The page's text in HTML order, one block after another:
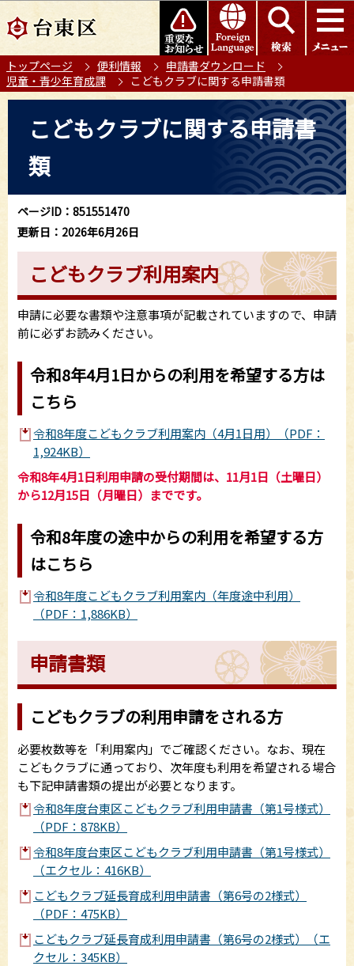
の
ー
ジ
このページの本文へ移動
トップページ 便利情報
申請書ダウンロード
児童・青少年育成課
こどもクラブに関する申請書類
ら
こどもクラブに関する申請書
類
ページID：851551470
更新日：2026年6月26日
こどもクラブ利用案内
申請に必要な書類や注意事項が記載されていますので、申請
前に必ずお読みください。
令和8年4月1日からの利用を希望する方は
こちら
令和8年度こどもクラブ利用案内（4月1日用）（PDF：
1,924KB）
令和8年4月1日利用申請の受付期間は、11月1日（土曜日）
から12月15日（月曜日）までです。
令和8年度の途中からの利用を希望する方
はこちら
令和8年度こどもクラブ利用案内（年度途中利用）
（PDF：1,886KB）
申請書類
こどもクラブの利用申請をされる方
必要枚数等を「利用案内」でご確認ください。なお、現在
こどもクラブに通っており、次年度も利用を希望される場合
も下記申請書類の提出が必要となります。
令和8年度台東区こどもクラブ利用申請書（第1号様式）
（PDF：878KB）
令和8年度台東区こどもクラブ利用申請書（第1号様式）
（エクセル：416KB）
こどもクラブ延長育成利用申請書（第6号の2様式）
（PDF：475KB）
こどもクラブ延長育成利用申請書（第6号の2様式）（エ
クセル：345KB）